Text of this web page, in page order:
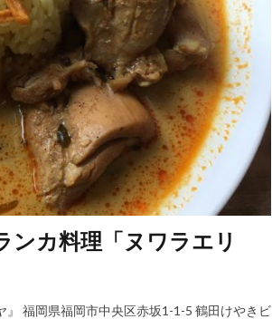
ンカ料理「ヌワラエリ
福岡県福岡市中央区赤坂1-1-5 鶴田けやきビ